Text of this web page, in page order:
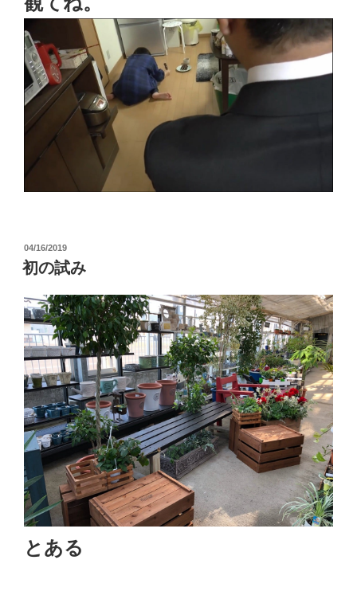
投
稿
日:
04/16/2019
初の試み
とある